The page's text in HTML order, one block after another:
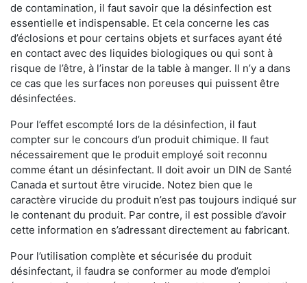
de contamination, il faut savoir que la désinfection est
essentielle et indispensable. Et cela concerne les cas
d’éclosions et pour certains objets et surfaces ayant été
en contact avec des liquides biologiques ou qui sont à
risque de l’être, à l’instar de la table à manger. II n’y a dans
ce cas que les surfaces non poreuses qui puissent être
désinfectées.
Pour l’effet escompté lors de la désinfection, il faut
compter sur le concours d’un produit chimique. Il faut
nécessairement que le produit employé soit reconnu
comme étant un désinfectant. Il doit avoir un DIN de Santé
Canada et surtout être virucide. Notez bien que le
caractère virucide du produit n’est pas toujours indiqué sur
le contenant du produit. Par contre, il est possible d’avoir
cette information en s’adressant directement au fabricant.
Pour l’utilisation complète et sécurisée du produit
désinfectant, il faudra se conformer au mode d’emploi